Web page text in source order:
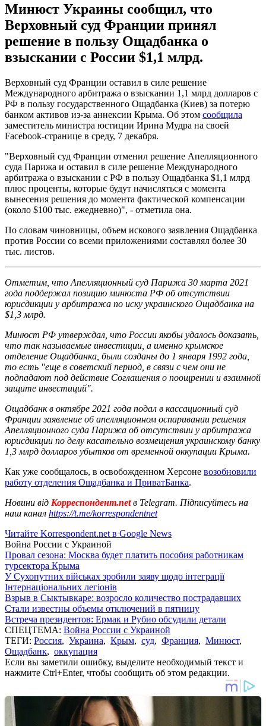
Минюст Украины сообщил, что
Верховный суд Франции принял
решение в пользу Ощадбанка о
взыскании с России $1,1 млрд.
Верховный суд Франции оставил в силе решение
Международного арбитража о взыскании 1,1 млрд долларов с
РФ в пользу государственного Ощадбанка (Киев) за потерю
банком активов из-за аннексии Крыма. Об этом сообщила
заместитель министра юстиции Ирина Мудра на своей
Facebook-странице в среду, 7 декабря.
"Верховный суд Франции отменил решение Апелляционного
суда Парижа и оставил в силе решение Международного
арбитража о взыскании с РФ в пользу Ощадбанка $1,1 млрд
плюс проценты, которые будут начисляться с момента
вынесения решения до момента фактической компенсации
(около $100 тыс. ежедневно)", - отметила она.
По словам чиновницы, объем искового заявления Ощадбанка
против России со всеми приложениями составлял более 30
тыс. листов.
Отметим, что Апелляционный суд Парижа 30 марта 2021
года поддержал позицию минюста РФ об отсутствии
юрисдикции у арбитража по иску украинского Ощадбанка на
$1,3 млрд.
Минюст РФ утверждал, что России якобы удалось доказать,
что так называемые инвестиции, а именно крымское
отделение Ощадбанка, были созданы до 1 января 1992 года,
то есть "еще в советский период, в связи с чем они не
подпадают под действие Соглашения о поощрении и взаимной
защите инвестиций".
Ощадбанк в октябре 2021 года подал в кассационный суд
Франции заявление об апелляционном оспаривании решения
Апелляционного суда Парижа об отсутствии у арбитража
юрисдикции по делу касательно возмещения украинскому банку
1,3 млрд долларов убытков от временной оккупации Крыма.
Как уже сообщалось, в освобожденном Херсоне возобновили
работу отделения Ощадбанка и ПриватБанка.
Новини від Корреспондент.netв Telegram. Підписуйтесь на
наш канал https://t.me/korrespondentnet
Читайте Korrespondent.net в Google News
Война России с Украиной
Провал сезона: Москва будет платить пособия работникам
турсектора Крыма
У Сухопутних військах зробили заяву щодо інтеграції
Інтернаціональних легіонів
Взрыв в Сыктывкаре: возросло количество пострадавших
Стали известны объемы отключений в пятницу
Встреча президентов: Ермак и Рубио обсудили детали
СПЕЦТЕМА: Война России с Украиной
ТЕГИ: Россия, Украина, Крым, суд, Франция, Минюст,
Ощадбанк, оккупация
Если вы заметили ошибку, выделите необходимый текст и
нажмите Ctrl+Enter, чтобы сообщить об этом редакции.